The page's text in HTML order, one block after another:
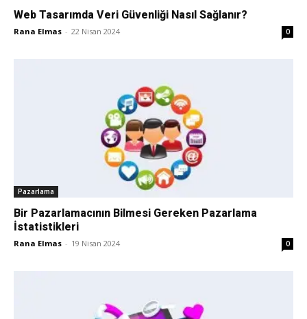
Web Tasarımda Veri Güvenliği Nasıl Sağlanır?
Rana Elmas - 22 Nisan 2024 0
Pazarlama
Bir Pazarlamacının Bilmesi Gereken Pazarlama
İstatistikleri
Rana Elmas - 19 Nisan 2024 0